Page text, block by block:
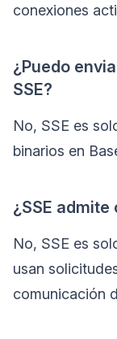
conexiones
¿Puedo
SSE?
No, SSE es
binarios en
¿SSE
No, SSE es
usan
comunicación